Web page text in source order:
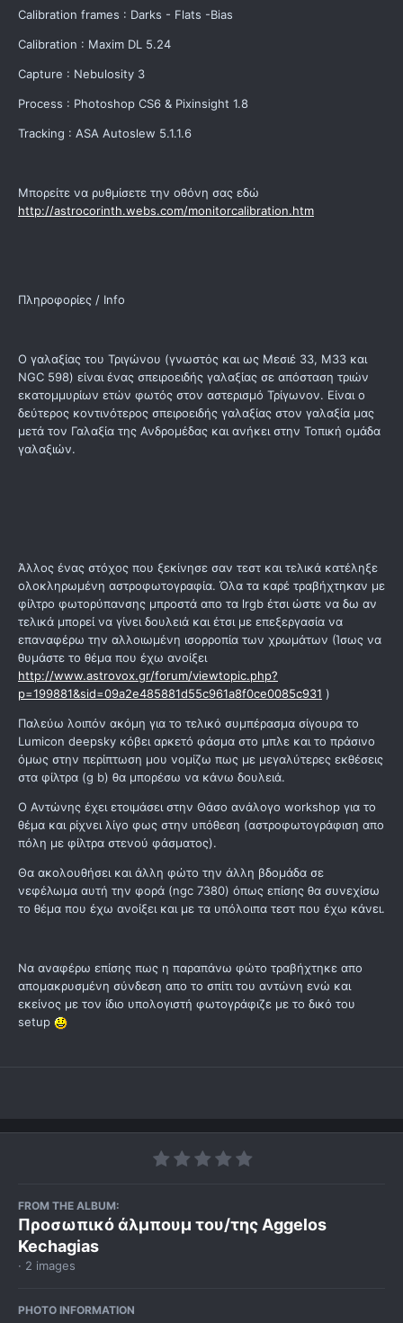
Calibration frames : Darks - Flats -Bias
Calibration : Maxim DL 5.24
Capture : Nebulosity 3
Process : Photoshop CS6 & Pixinsight 1.8
Tracking : ASA Autoslew 5.1.1.6
Μπορείτε να ρυθμίσετε την οθόνη σας εδώ
http://astrocorinth.webs.com/monitorcalibration.htm
Πληροφορίες / Info
Ο γαλαξίας του Τριγώνου (γνωστός και ως Μεσιέ 33, Μ33 και
NGC 598) είναι ένας σπειροειδής γαλαξίας σε απόσταση τριών
εκατομμυρίων ετών φωτός στον αστερισμό Τρίγωνον. Είναι ο
δεύτερος κοντινότερος σπειροειδής γαλαξίας στον γαλαξία μας
μετά τον Γαλαξία της Ανδρομέδας και ανήκει στην Τοπική ομάδα
γαλαξιών.
Άλλος ένας στόχος που ξεκίνησε σαν τεστ και τελικά κατέληξε
ολοκληρωμένη αστροφωτογραφία. Όλα τα καρέ τραβήχτηκαν με
φίλτρο φωτορύπανσης μπροστά απο τα lrgb έτσι ώστε να δω αν
τελικά μπορεί να γίνει δουλειά και έτσι με επεξεργασία να
επαναφέρω την αλλοιωμένη ισορροπία των χρωμάτων (Ίσως να
θυμάστε το θέμα που έχω ανοίξει
http://www.astrovox.gr/forum/viewtopic.php?
p=199881&sid=09a2e485881d55c961a8f0ce0085c931 )
Παλεύω λοιπόν ακόμη για το τελικό συμπέρασμα σίγουρα το
Lumicon deepsky κόβει αρκετό φάσμα στο μπλε και το πράσινο
όμως στην περίπτωση μου νομίζω πως με μεγαλύτερες εκθέσεις
στα φίλτρα (g b) θα μπορέσω να κάνω δουλειά.
O Αντώνης έχει ετοιμάσει στην Θάσο ανάλογο workshop για το
θέμα και ρίχνει λίγο φως στην υπόθεση (αστροφωτογράφιση απο
πόλη με φίλτρα στενού φάσματος).
Θα ακολουθήσει και άλλη φώτο την άλλη βδομάδα σε
νεφέλωμα αυτή την φορά (ngc 7380) όπως επίσης θα συνεχίσω
το θέμα που έχω ανοίξει και με τα υπόλοιπα τεστ που έχω κάνει.
Να αναφέρω επίσης πως η παραπάνω φώτο τραβήχτηκε απο
απομακρυσμένη σύνδεση απο το σπίτι του αντώνη ενώ και
εκείνος με τον ίδιο υπολογιστή φωτογράφιζε με το δικό του
setup
FROM THE ALBUM:
Προσωπικό άλμπουμ του/της Aggelos
Kechagias
· 2 images
PHOTO INFORMATION